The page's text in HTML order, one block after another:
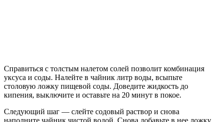
Справиться с толстым налетом солей позволит комбинация
уксуса и соды. Налейте в чайник литр воды, всыпьте
столовую ложку пищевой соды. Доведите жидкость до
кипения, выключите и оставьте на 20 минут в покое.
Следующий шаг — слейте содовый раствор и снова
наполните чайник чистой водой. Снова добавьте в нее ложку